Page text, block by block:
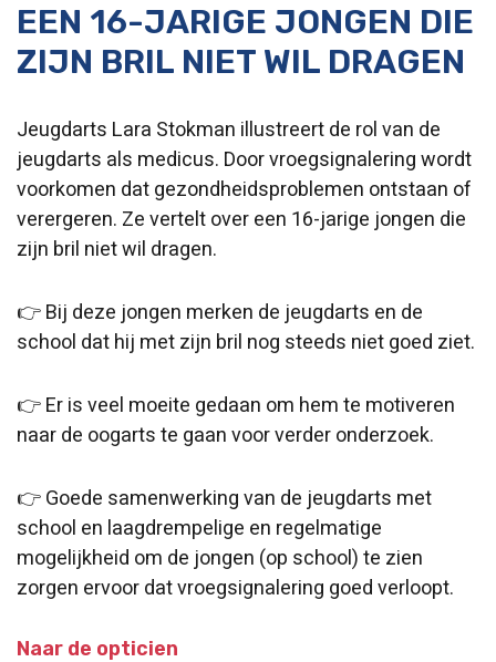
EEN 16-JARIGE JONGEN DIE
ZIJN BRIL NIET WIL DRAGEN
Jeugdarts Lara Stokman illustreert de rol van de
jeugdarts als medicus. Door vroegsignalering wordt
voorkomen dat gezondheidsproblemen ontstaan of
verergeren. Ze vertelt over een 16-jarige jongen die
zijn bril niet wil dragen.
👉 Bij deze jongen merken de jeugdarts en de
school dat hij met zijn bril nog steeds niet goed ziet.
👉 Er is veel moeite gedaan om hem te motiveren
naar de oogarts te gaan voor verder onderzoek.
👉 Goede samenwerking van de jeugdarts met
school en laagdrempelige en regelmatige
mogelijkheid om de jongen (op school) te zien
zorgen ervoor dat vroegsignalering goed verloopt.
Naar de opticien